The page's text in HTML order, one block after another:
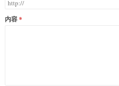
内容